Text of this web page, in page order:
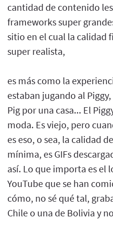
cantidad de contenido
frameworks super
sitio en el cual la calidad
super realista,
es más como la
estaban jugando al
Pig por una casa... El
moda. Es viejo, pero
es eso, o sea, la calidad
mínima, es GIFs
así. Lo que importa es el
YouTube que se han
cómo, no sé qué tal,
Chile o una de Bolivia y